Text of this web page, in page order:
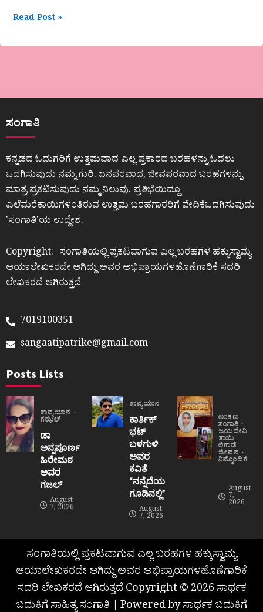
Read Post »
ಸಂಗಾತಿ
ಕನ್ನಡದ ಓದುಗರಿಗೆ ಉತ್ತಮವಾದ ಎಲ್ಲ ಪ್ರಕಾರದ ಬರಹಳನ್ನು ಓದಲು
ಒದಗಿಸುವುದು ನಮ್ಮ ಗುರಿ. ಜನಪರವಾದ, ಜೀವಪರವಾದ ಬರಹಗಳನ್ನು
ಮಾತ್ರ ಪ್ರಕಟಿಸುವುದು ನಮ್ಮ ನಿಲುವು. ಪ್ರತಿಭೆಯಿದ್ದೂ
ಎಲೆಮರೆಕಾಯಿಗಳಂತಿರುವ ಉತ್ತಮ ಬರಹಗಾರರಿಗೆ ವೇದಿಕೆಒದಗಿಸುವುದು
ʼಸಂಗಾತಿʼಯ ಉದ್ದೇಶ.
Copyright:- ಸಂಗಾತಿಯಲ್ಲಿ ಪ್ರಕಟವಾಗುವ ಎಲ್ಲ ಬರಹಗಳ ಹಕ್ಕುಸ್ವಾಮ್ಯ
ಆಯಾಲೇಖಕರದೇ ಆಗಿದ್ದು ಅವರ ಅಭಿಪ್ರಾಯಗಳಹೊಣೆಗಾರಿಕೆ ಸದರಿ
ಲೇಖಕರದೆ ಆಗಿರುತ್ತದೆ
7019100351
sangaatipatrike@gmail.com
Posts Lists
ಕಾವ್ಯಯಾನ
ಗಝಲ್
ಡಾ
ಅನ್ನಪೂರ್ಣ
ಹಿರೇಮಠ
ಅವರ
ಗಜಲ್
August
7, 2026
ಕಾವ್ಯಯಾನ
ಕಾರ್ತಿಕ್
ಭಟ್
ಬಳಗುಳಿ
ಅವರ
ಕವಿತೆ
“ನನ್ನೆದೆಯ
ಗೂಡಿನಲ್ಲಿ”
August
7, 2026
ಅಂಕಣ
ಸಂಗಾತಿ
ಜಯದೇವಿ
ತಾಯಿ
ಲಿಗಾಡೆ
ಜೀವನ
ನಿಮ್ಮೊಂದಿಗೆ
August
7,
2026
ಸಂಗಾತಿಯಲ್ಲಿ ಪ್ರಕಟವಾಗುವ ಎಲ್ಲ ಬರಹಗಳ ಹಕ್ಕುಸ್ವಾಮ್ಯ
ಆಯಾಲೇಖಕರದೇ ಆಗಿದ್ದು ಅವರ ಅಭಿಪ್ರಾಯಗಳಹೊಣೆಗಾರಿಕೆ
ಸದರಿ ಲೇಖಕರದೆ ಆಗಿರುತ್ತದೆ Copyright © 2026 ಸಾರ್ಥಕ
ಬದುಕಿಗೆ ಸಾಹಿತ್ಯ ಸಂಗಾತಿ | Powered by ಸಾರ್ಥಕ ಬದುಕಿಗೆ